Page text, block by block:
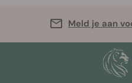
Meld je aan